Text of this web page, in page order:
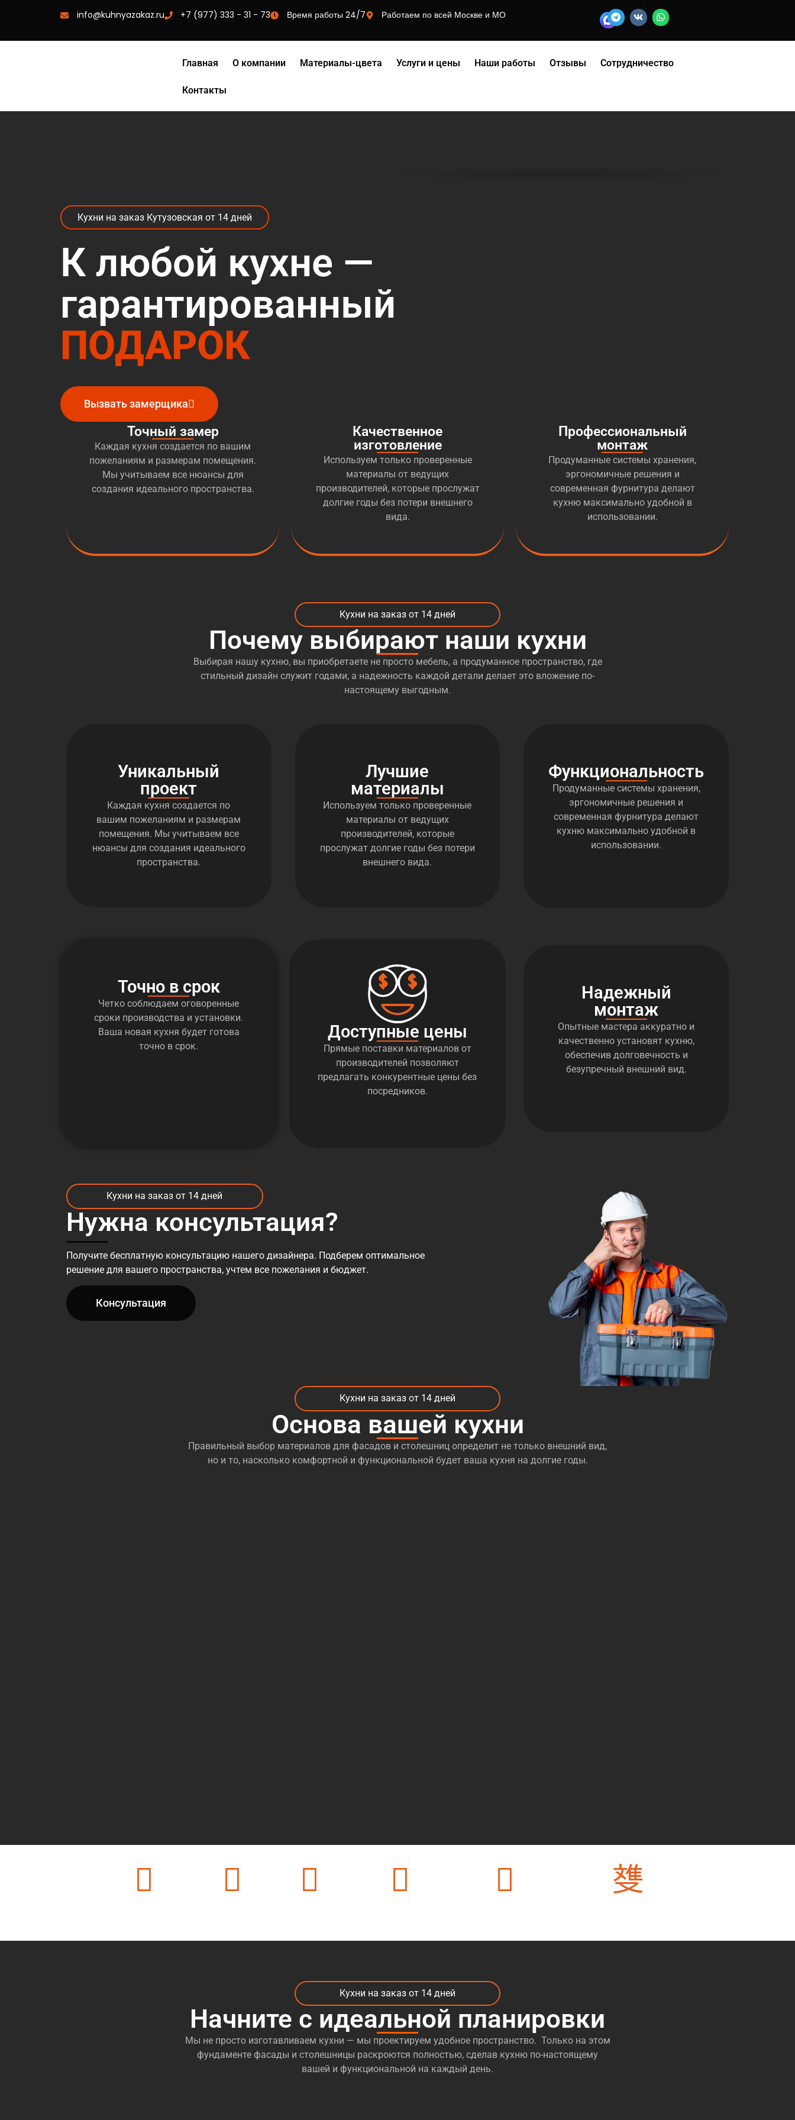
info@kuhnyazakaz.ru +7 (977) 333 - 31 - 73 Время работы 24/7 Работаем по всей Москве и МО
Главная О компании Материалы-цвета Услуги и цены Наши работы Отзывы Сотрудничество
Контакты
Кухни на заказ Кутузовская от 14 дней
К любой кухне —
гарантированный
ПОДАРОК
Вызвать замерщика
Точный замер
Каждая кухня создается по вашим
пожеланиям и размерам помещения.
Мы учитываем все нюансы для
создания идеального пространства.
Качественное
изготовление
Используем только проверенные
материалы от ведущих
производителей, которые прослужат
долгие годы без потери внешнего
вида.
Профессиональный
монтаж
Продуманные системы хранения,
эргономичные решения и
современная фурнитура делают
кухню максимально удобной в
использовании.
Кухни на заказ от 14 дней
Почему выбирают наши кухни
Выбирая нашу кухню, вы приобретаете не просто мебель, а продуманное пространство, где
стильный дизайн служит годами, а надежность каждой детали делает это вложение по-
настоящему выгодным.
Уникальный
проект
Каждая кухня создается по
вашим пожеланиям и размерам
помещения. Мы учитываем все
нюансы для создания идеального
пространства.
Лучшие
материалы
Используем только проверенные
материалы от ведущих
производителей, которые
прослужат долгие годы без потери
внешнего вида.
Функциональность
Продуманные системы хранения,
эргономичные решения и
современная фурнитура делают
кухню максимально удобной в
использовании.
Точно в срок
Четко соблюдаем оговоренные
сроки производства и установки.
Ваша новая кухня будет готова
точно в срок.
Доступные цены
Прямые поставки материалов от
производителей позволяют
предлагать конкурентные цены без
посредников.
Надежный
монтаж
Опытные мастера аккуратно и
качественно установят кухню,
обеспечив долговечность и
безупречный внешний вид.
Кухни на заказ от 14 дней
Нужна консультация?
Получите бесплатную консультацию нашего дизайнера. Подберем оптимальное
решение для вашего пространства, учтем все пожелания и бюджет.
Консультация
Кухни на заказ от 14 дней
Основа вашей кухни
Правильный выбор материалов для фасадов и столешниц определит не только внешний вид,
но и то, насколько комфортной и функциональной будет ваша кухня на долгие годы.
Кухни на заказ от 14 дней
Начните с идеальной планировки
Мы не просто изготавливаем кухни — мы проектируем удобное пространство. Только на этом
фундаменте фасады и столешницы раскроются полностью, сделав кухню по-настоящему
вашей и функциональной на каждый день.